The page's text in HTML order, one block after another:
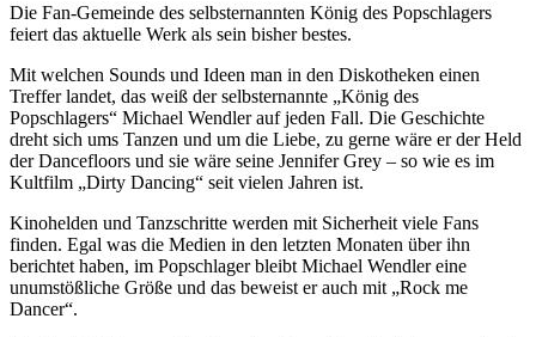
Die Fan-Gemeinde des selbsternannten König des Popschlagers
feiert das aktuelle Werk als sein bisher bestes.
Mit welchen Sounds und Ideen man in den Diskotheken einen
Treffer landet, das weiß der selbsternannte „König des
Popschlagers“ Michael Wendler auf jeden Fall. Die Geschichte
dreht sich ums Tanzen und um die Liebe, zu gerne wäre er der Held
der Dancefloors und sie wäre seine Jennifer Grey – so wie es im
Kultfilm „Dirty Dancing“ seit vielen Jahren ist.
Kinohelden und Tanzschritte werden mit Sicherheit viele Fans
finden. Egal was die Medien in den letzten Monaten über ihn
berichtet haben, im Popschlager bleibt Michael Wendler eine
unumstößliche Größe und das beweist er auch mit „Rock me
Dancer“.